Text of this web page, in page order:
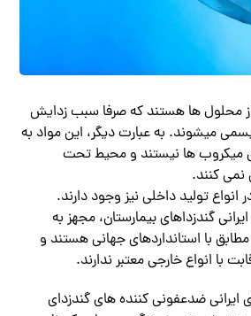
محلول ها هستند که صرفا سبب زدایش
میشوند. به عبارت دیگر، این مواد به
میکروب ها نیستند و محیط تحت
نمی کنند.
تولید داخلی نیز وجود دارند.
گندزداهای بیمارستان، مجهز به
با استانداردهای جهانی هستند و
با انواع خارجی معتبر ندارند.
ایرانی ضدعفونی کننده های گندزدای